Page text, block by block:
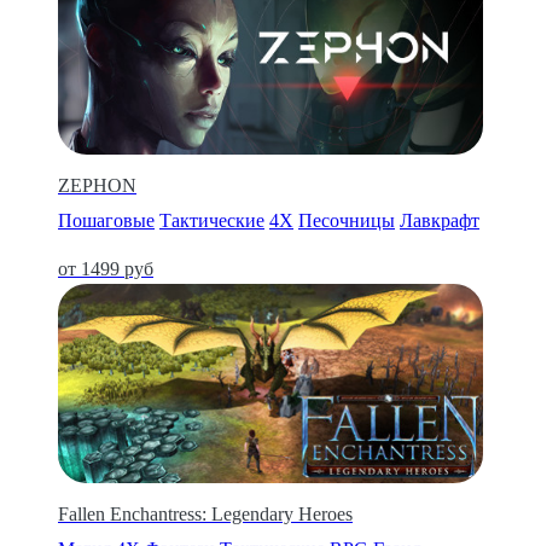
ZEPHON
Пошаговые Тактические 4X Песочницы Лавкрафт
от 1499 руб
Fallen Enchantress: Legendary Heroes